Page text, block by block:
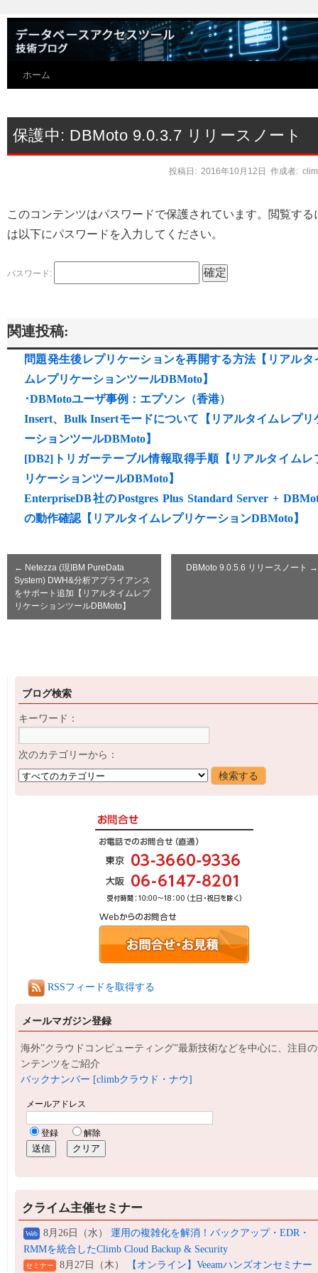
ホーム
保護中: DBMoto 9.0.3.7 リリースノート
投稿日: 2016年10月12日 作成者:
このコンテンツはパスワードで保護されています。閲覧する
は以下にパスワードを入力してください。
パスワード:
関連投稿:
問題発生後レプリケーションを再開する方法【リアルタ
ムレプリケーションツールDBMoto】
･DBMotoユーザ事例：エプソン（香港）
Insert、Bulk Insertモードについて【リアルタイムレプリ
ーションツールDBMoto】
[DB2]トリガーテーブル情報取得手順【リアルタイムレ
リケーションツールDBMoto】
EnterpriseDB社のPostgres Plus Standard Server +
の動作確認【リアルタイムレプリケーションDBMoto】
← Netezza (現IBM PureData
System) DWH&分析アプライアンス
をサポート追加【リアルタイムレプ
リケーションツールDBMoto】
DBMoto 9.0.5.6 リリースノート →
ブログ検索
キーワード：
次のカテゴリーから：
RSSフィードを取得する
メールマガジン登録
海外”クラウドコンピューティング”最新技術などを中心に、注目
ンテンツをご紹介
バックナンバー [climbクラウド・ナウ]
クライム主催セミナー
Web 8月26日（水） 運用の複雑化を解消！バックアップ・EDR・
RMMを統合したClimb Cloud Backup & Security
セミナー 8月27日（木） 【オンライン】Veeamハンズオンセミナー